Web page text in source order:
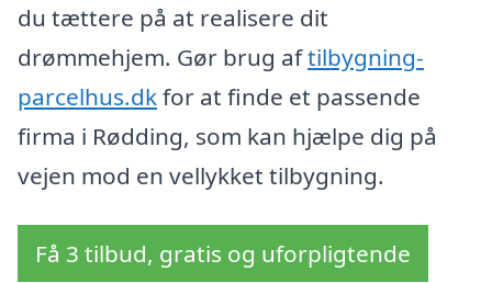
du tættere på at realisere dit
drømmehjem. Gør brug aftilbygning-
parcelhus.dkfor at finde et passende
firma i Rødding, som kan hjælpe dig på
vejen mod en vellykket tilbygning.
Få 3 tilbud, gratis og uforpligtende